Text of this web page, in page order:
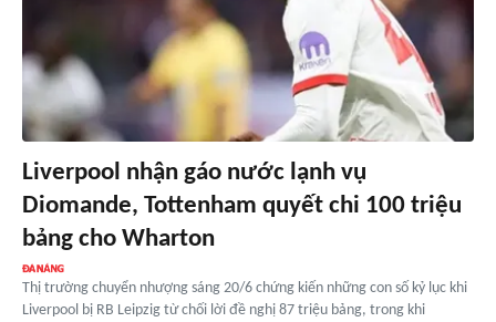
Liverpool nhận gáo nước lạnh vụ
Diomande, Tottenham quyết chi 100 triệu
bảng cho Wharton
Thị trường chuyển nhượng sáng 20/6 chứng kiến những con số kỷ lục khi
Liverpool bị RB Leipzig từ chối lời đề nghị 87 triệu bảng, trong khi